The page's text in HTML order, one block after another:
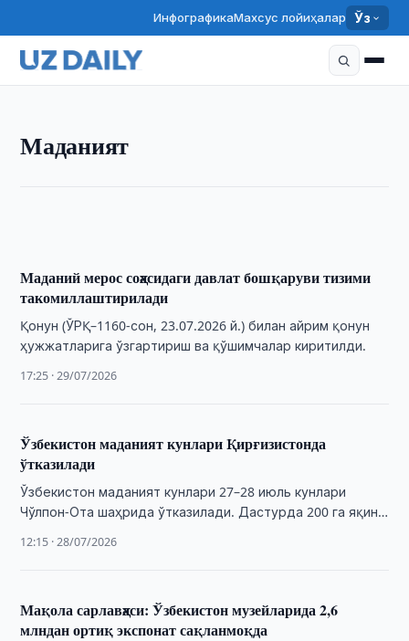
ИнфографикаМахсус лойиҳалар Ўз
Маданият
«Андижон полькаси» Гиннес рекордлар китобига
киритилиши учун 730 млн сўм ажратилди
Маданий мерос соҳасидаги давлат бошқаруви тизими
такомиллаштирилади
Қонун (ЎРҚ–1160-сон, 23.07.2026 й.) билан айрим қонун
ҳужжатларига ўзгартириш ва қўшимчалар киритилди.
17:25 · 29/07/2026
Ўзбекистон маданият кунлари Қирғизистонда
ўтказилади
Ўзбекистон маданият кунлари 27–28 июль кунлари
Чўлпон-Ота шаҳрида ўтказилади. Дастурда 200 га яқин
12:15 · 28/07/2026
Мақола сарлавҳаси: Ўзбекистон музейларида 2,6
млндан ортиқ экспонат сақланмоқда